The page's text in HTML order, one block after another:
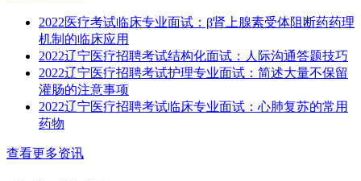
2022医疗考试临床专业面试：β肾上腺素受体阻断药药理
机制的临床应用
2022辽宁医疗招聘考试结构化面试：人际沟通答题技巧
2022辽宁医疗招聘考试护理专业面试：简述大量不保留
灌肠的注意事项
2022辽宁医疗招聘考试临床专业面试：心肺复苏的常用
药物
查看更多资讯